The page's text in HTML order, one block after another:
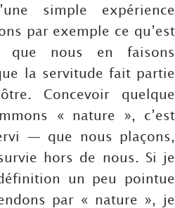
simple expérience
par exemple ce qu’est
que nous en faisons
la servitude fait partie
Concevoir quelque
« nature », c’est
— que nous plaçons,
hors de nous. Si je
un peu pointue
par « nature », je